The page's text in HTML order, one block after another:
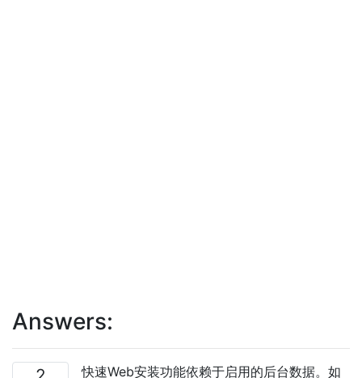
Answers:
快速Web安装功能依赖于启用的后台数据。如